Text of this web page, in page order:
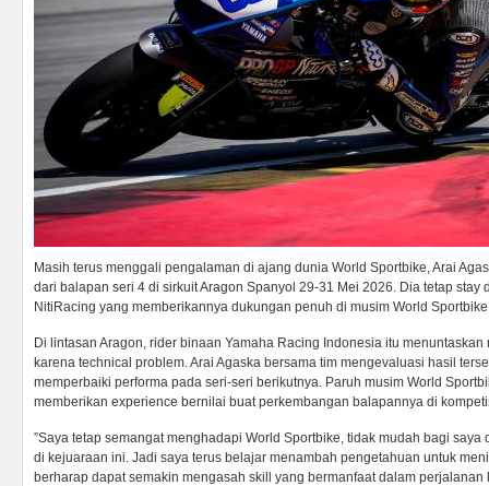
Masih terus menggali pengalaman di ajang dunia World Sportbike, Arai
dari balapan seri 4 di sirkuit Aragon Spanyol 29-31 Mei 2026. Dia tetap stay
NitiRacing yang memberikannya dukungan penuh di musim World
Di lintasan Aragon, rider binaan Yamaha Racing Indonesia itu
karena technical problem. Arai Agaska bersama tim mengevaluasi hasil
memperbaiki performa pada seri-seri berikutnya. Paruh musim World
memberikan experience bernilai buat perkembangan balapannya di
”Saya tetap semangat menghadapi World Sportbike, tidak mudah bagi
di kejuaraan ini. Jadi saya terus belajar menambah pengetahuan untuk
berharap dapat semakin mengasah skill yang bermanfaat dalam perjalanan